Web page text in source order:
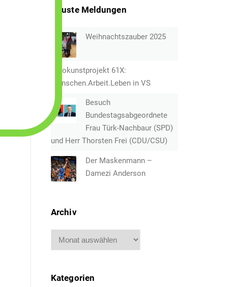
Neuste Meldungen
Weihnachtszauber 2025
Fotokunstprojekt 61X:
Menschen.Arbeit.Leben in VS
Besuch
Bundestagsabgeordnete
Frau Türk-Nachbaur (SPD)
und Herr Thorsten Frei (CDU/CSU)
Der Maskenmann –
Damezi Anderson
Archiv
Archiv
Kategorien